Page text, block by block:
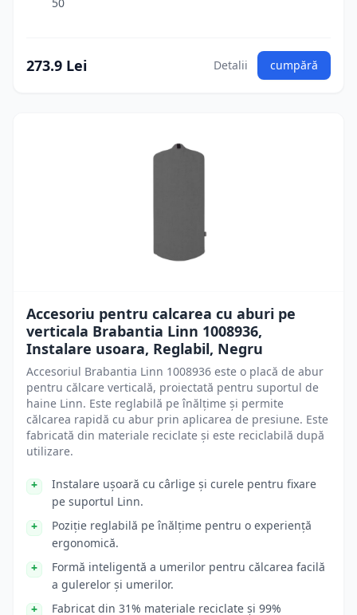
273.9 Lei Detalii cumpără
Accesoriu pentru calcarea cu aburi pe
verticala Brabantia Linn 1008936,
Instalare usoara, Reglabil, Negru
Accesoriul Brabantia Linn 1008936 este o placă de abur
pentru călcare verticală, proiectată pentru suportul de
haine Linn. Este reglabilă pe înălțime și permite
călcarea rapidă cu abur prin aplicarea de presiune. Este
fabricată din materiale reciclate și este reciclabilă după
utilizare.
Instalare ușoară cu cârlige și curele pentru fixare
pe suportul Linn.
Poziție reglabilă pe înălțime pentru o experiență
ergonomică.
Formă inteligentă a umerilor pentru călcarea facilă
a gulerelor și umerilor.
Fabricat din 31% materiale reciclate și 99%